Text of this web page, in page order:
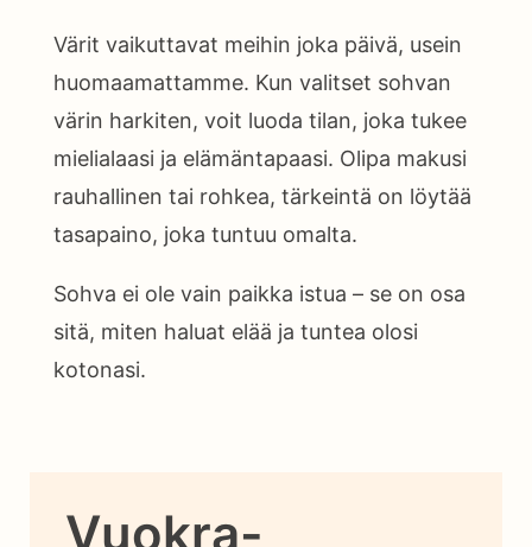
Värit vaikuttavat meihin joka päivä, usein
huomaamattamme. Kun valitset sohvan
värin harkiten, voit luoda tilan, joka tukee
mielialaasi ja elämäntapaasi. Olipa makusi
rauhallinen tai rohkea, tärkeintä on löytää
tasapaino, joka tuntuu omalta.
Sohva ei ole vain paikka istua – se on osa
sitä, miten haluat elää ja tuntea olosi
kotonasi.
Vuokra-